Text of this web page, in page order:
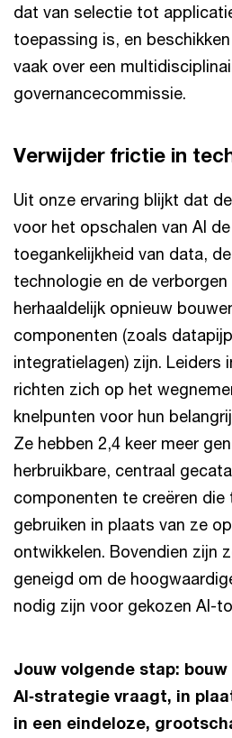
dat van selectie tot
toepassing is, en
vaak over een
governancecommissie.
Verwijder frictie in
Uit onze ervaring blijkt dat
voor het opschalen van AI
toegankelijkheid van data,
technologie en de
herhaaldelijk opnieuw
componenten (zoals
integratielagen) zijn. Leiders
richten zich op het
knelpunten voor hun
Ze hebben 2,4 keer meer
herbruikbare, centraal
componenten te creëren die
gebruiken in plaats van ze
ontwikkelen. Bovendien zijn
geneigd om de
nodig zijn voor gekozen AI-
Jouw volgende stap:
AI‑strategie vraagt, in
in een eindeloze,